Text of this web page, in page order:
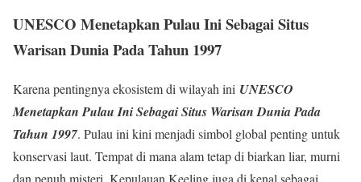
UNESCO Menetapkan Pulau Ini Sebagai Situs
Warisan Dunia Pada Tahun 1997
Karena pentingnya ekosistem di wilayah ini UNESCO
Menetapkan Pulau Ini Sebagai Situs Warisan Dunia Pada
Tahun 1997. Pulau ini kini menjadi simbol global penting untuk
konservasi laut. Tempat di mana alam tetap di biarkan liar, murni
dan penuh misteri. Kepulauan Keeling juga di kenal sebagai